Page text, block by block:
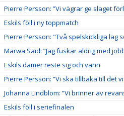
Pierre Persson: ”Vi vägrar ge slaget
Eskils föll i ny toppmatch
Pierre Persson: "Två spelskickliga lag
Marwa Said: ”Jag fuskar aldrig med
Eskils damer reste sig och vann
Pierre Persson: ”Vi ska tillbaka till det
Johanna Lindblom: ”Vi brinner av
Eskils föll i seriefinalen